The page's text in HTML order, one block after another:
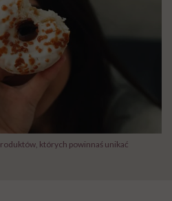
których powinnaś unikać